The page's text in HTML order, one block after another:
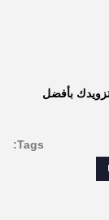
بأفضل
Tags: